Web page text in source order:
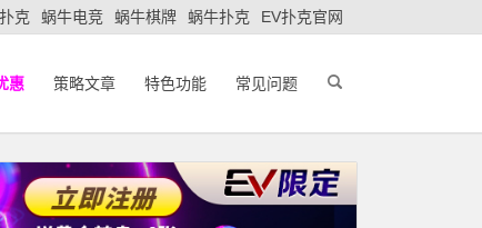
克 蜗牛电竞 蜗牛棋牌 蜗牛扑克 EV扑克官网
惠 策略文章 特色功能 常见问题